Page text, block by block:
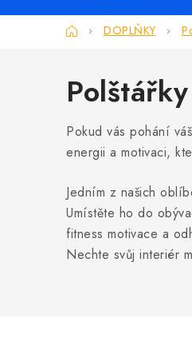
DomůDOPLŇKY
Pokud vás pohání
energii a motivaci,
Jedním z našich
Umístěte ho do
fitness motivace a
Nechte svůj interiér